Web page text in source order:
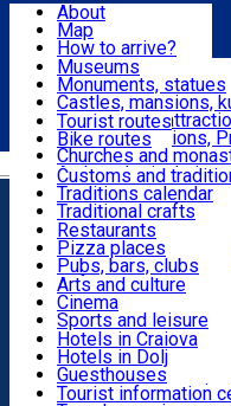
Română
Attractions
Routes
Customs, Traditions
Food & Drinks
Leisure & Fun
Accommodation
Useful
About
Map
How to arrive?
Recommendations
Tourist attractions
News
Museums
Monuments, statues
Castles, mansions,
Architectural
Natural attractions,
Churches and
Archaeological sites
Parks and gardens
Tourist routes
Bike routes
Customs and
Traditions calendar
Traditional crafts
Traditional cuisine
Wineries and
Local
Restaurants
Pizza places
Pubs, bars, clubs
Cafes and teahouses
Sweets and ice cream
Fast-food
Arts and culture
Cinema
Sports and leisure
Horse riding
Swimming pools
Zoo
Shopping,
Hotels in Craiova
Hotels in Dolj
Guesthouses
Villas
Tourist information